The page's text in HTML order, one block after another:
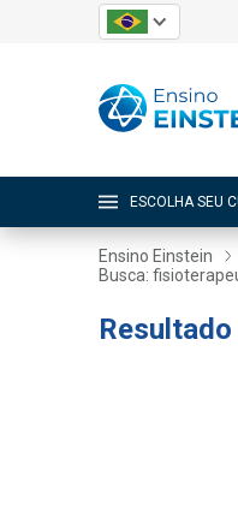
ESCOLHA SEU
Ensino Einstein
Busca: